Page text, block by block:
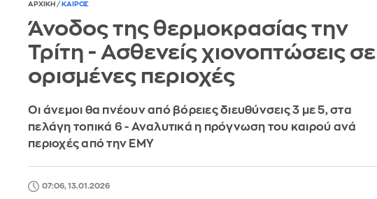
ΑΡΧΙΚΗ / ΚΑΙΡΟΣ
Άνοδος της θερμοκρασίας την
Τρίτη - Ασθενείς χιονοπτώσεις σε
ορισμένες περιοχές
Οι άνεμοι θα πνέουν από βόρειες διευθύνσεις 3 με 5, στα
πελάγη τοπικά 6 - Αναλυτικά η πρόγνωση του καιρού ανά
περιοχές από την ΕΜΥ
07:06, 13.01.2026